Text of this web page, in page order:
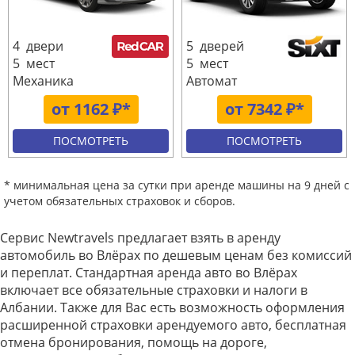
от 1162 ₽*
4 двери
5 мест
Механика
ПОСМОТРЕТЬ
от 7342 ₽*
5 дверей
5 мест
Автомат
ПОСМОТРЕТЬ
* минимальная цена за сутки при аренде машины на 9 дней с
учетом обязательных страховок и сборов.
Сервис Newtravels предлагает взять в аренду
автомобиль во Влёрах по дешевым ценам без комиссий
и переплат. Стандартная аренда авто во Влёрах
включает все обязательные страховки и налоги в
Албании. Также для Вас есть возможность оформления
расширенной страховки арендуемого авто, бесплатная
отмена бронирования, помощь на дороге,